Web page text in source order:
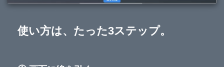
使い方は、たった3ステップ。